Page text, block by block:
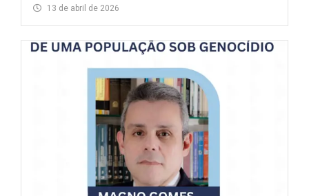
13 de abril de 2026